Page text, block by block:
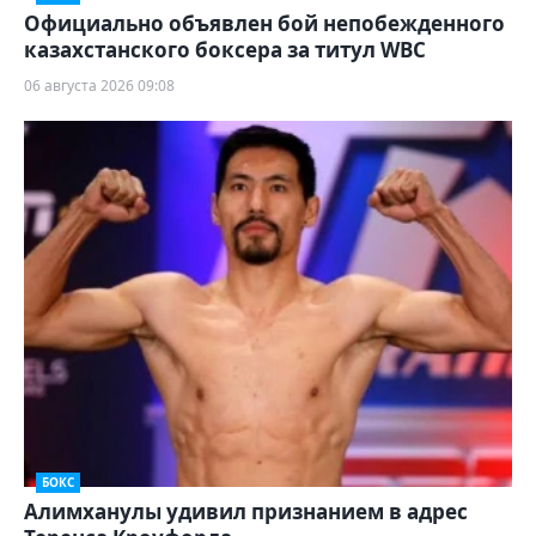
Официально объявлен бой непобежденного
казахстанского боксера за титул WBC
06 августа 2026 09:08
БОКС
Алимханулы удивил признанием в адрес